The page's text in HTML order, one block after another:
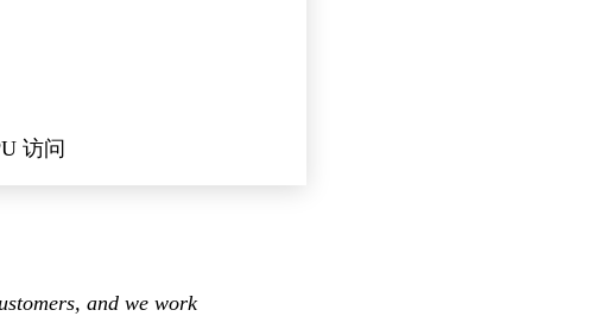
访问
and we work